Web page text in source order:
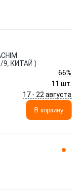
9, КИТАЙ )
66%
11 шт.
17 - 22 августа
В корзину